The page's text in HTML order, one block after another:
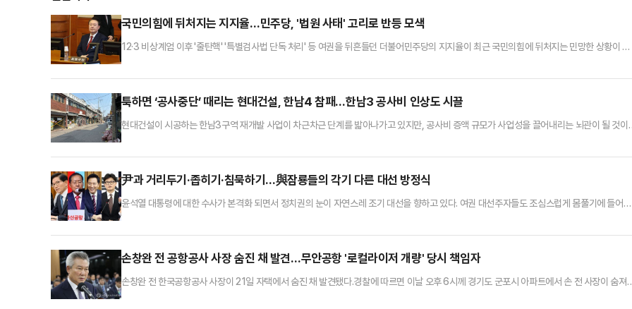
국민의힘에 뒤처지는 지지율…민주당, '법원 사태' 고리로 반등 모색
12·3 비상계엄 이후 '줄탄핵' '특별검사법 단독 처리' 등 여권을 뒤흔들던 더불어민주당의 지지율이 최근 국민의힘에 뒤처지는 민망한 상황이 벌
지지율 정체는 탄핵의 명분을 퇴색시킬 수 있는 만큼, 당내에서는 당혹감이 감지된다. 이에 민주당은 최근 서울서부지법 난입 폭력 사태를 고리
툭하면 ‘공사중단’ 때리는 현대건설, 한남4 참패…한남3 공사비 인상도 시끌
현대건설이 시공하는 한남3구역 재개발 사업이 차근차근 단계를 밟아나가고 있지만, 공사비 증액 규모가 사업성을 끌어내리는 뇌관이 될 것이
분담금도 크게 증가할 전망이다.21일 한남3구역 조합에 따르면 지난 11일 진행된 촉진계획변경 설명회에서 추가 분담금 예측치에 대한 설명이
尹과 거리두기·좁히기·침묵하기…與잠룡들의 각기 다른 대선 방정식
윤석열 대통령에 대한 수사가 본격화 되면서 정치권의 눈이 자연스레 조기 대선을 향하고 있다. 여권 대선주자들도 조심스럽게 몸풀기에 들어갔
사 업체 4사가 지난 13일부터 15일까지 휴대전화 가상번호(100%)를 이용한 전화 면접으로 진행한 '전국지표조사(NBS)'에 따르면, '차기 대
손창완 전 공항공사 사장 숨진 채 발견…무안공항 '로컬라이저 개량' 당시 책임자
손창완 전 한국공항공사 사장이 21일 자택에서 숨진 채 발견됐다.경찰에 따르면 이날 오후 6시께 경기도 군포시 아파트에서 손 전 사장이 숨져